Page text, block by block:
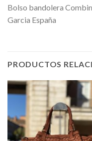
Bolso bandolera
Garcia España
PRODUCTOS